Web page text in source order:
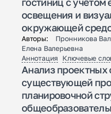
освещения и
окружающей
Авторы:
Пронникова
Елена Валерьевна
Аннотация
Ключевые
Анализ проектных
существующей
планировочной